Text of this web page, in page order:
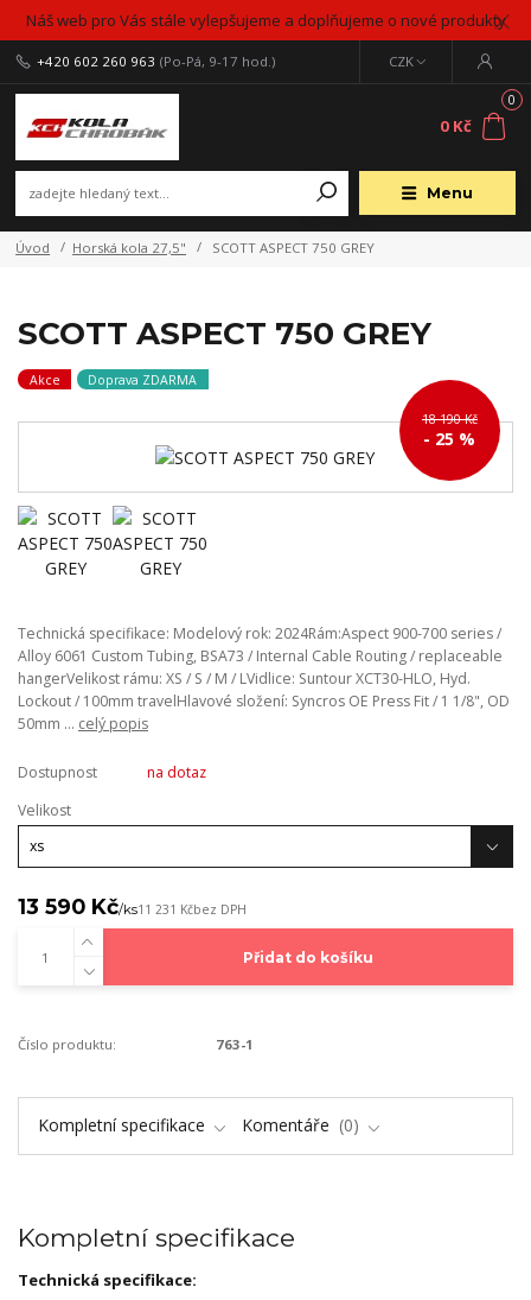
Náš web pro Vás stále vylepšujeme a doplňujeme o nové produkty
Menu
CZK
+420 602 260 963 (Po-Pá, 9-17 hod.)
0
0 Kč
Úvod Horská kola 27,5" SCOTT ASPECT 750 GREY
SCOTT ASPECT 750 GREY
Akce Doprava ZDARMA
18 190 Kč
- 25 %
Technická specifikace: Modelový rok: 2024Rám:Aspect 900-700 series /
Alloy 6061 Custom Tubing, BSA73 / Internal Cable Routing / replaceable
hangerVelikost rámu: XS / S / M / LVidlice: Suntour XCT30-HLO, Hyd.
Lockout / 100mm travelHlavové složení: Syncros OE Press Fit / 1 1/8", OD
50mm ... celý popis
Dostupnost
na dotaz
Velikost
13 590 Kč/ks11 231 Kčbez DPH
Přidat do košíku
Číslo produktu: 763-1
Kompletní specifikace Komentáře 0
Kompletní specifikace
Technická specifikace: